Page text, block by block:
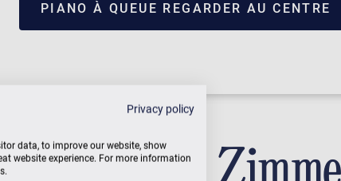
PIANO À QUEUE REGARDER AU CENTRE
Privacy policy
data, to improve our website, show
website experience. For more information